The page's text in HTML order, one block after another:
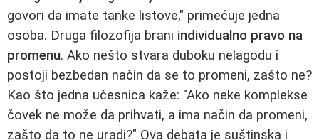
govori da imate tanke listove," primećuje jedna
osoba. Druga filozofija brani individualno pravo na
promenu. Ako nešto stvara duboku nelagodu i
postoji bezbedan način da se to promeni, zašto ne?
Kao što jedna učesnica kaže: "Ako neke komplekse
čovek ne može da prihvati, a ima način da promeni,
zašto da to ne uradi?" Ova debata je suštinska i